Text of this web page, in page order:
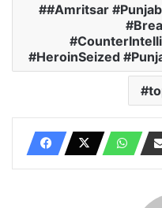
#Amritsar
#HeroinSeized